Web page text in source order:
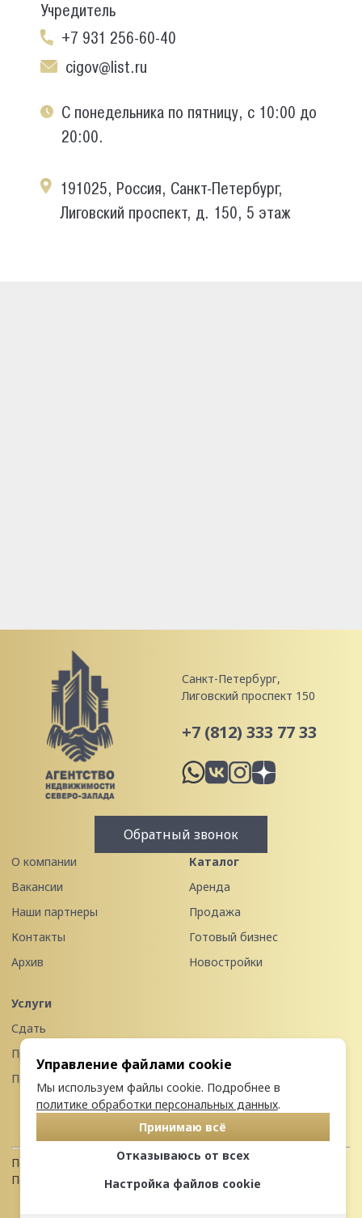
Учредитель
+7 931 256-60-40
cigov@list.ru
С понедельника по пятницу, с 10:00 до
20:00.
191025, Россия, Санкт-Петербург,
Лиговский проспект, д. 150, 5 этаж
Санкт-Петербург,
Лиговский проспект 150
+7 (812) 333 77 33
Обратный звонок
О компании
Вакансии
Наши партнеры
Контакты
Архив
Каталог
Аренда
Продажа
Готовый бизнес
Новостройки
Услуги
Сдать
Продать
Передать в управление
Политика конфиденциальности
Пользовательское соглашение
Управление файлами cookie
Мы используем файлы cookie. Подробнее в
политике обработки персональных данных.
Принимаю всё
Отказываюсь от всех
Настройка файлов cookie